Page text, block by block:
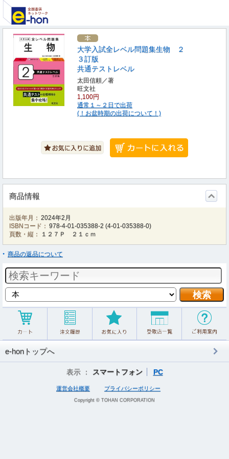
大学入試全レベル問題集生物 ２
３訂版
共通テストレベル
太田信頼／著
旺文社
1,100円
通常１～２日で出荷
(！お盆時期の出荷について！)
商品情報
出版年月： 2024年2月
ISBNコード： 978-4-01-035388-2 (4-01-035388-0)
頁数・縦：
１２７Ｐ ２１ｃｍ
商品の返品について
e-honトップへ
表示 ： スマートフォン PC
運営会社概要 プライバシーポリシー
Copyright © TOHAN CORPORATION